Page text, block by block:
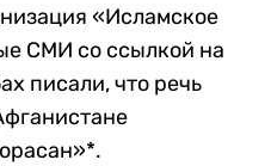
«Исламское
СМИ со ссылкой на
писали, что речь